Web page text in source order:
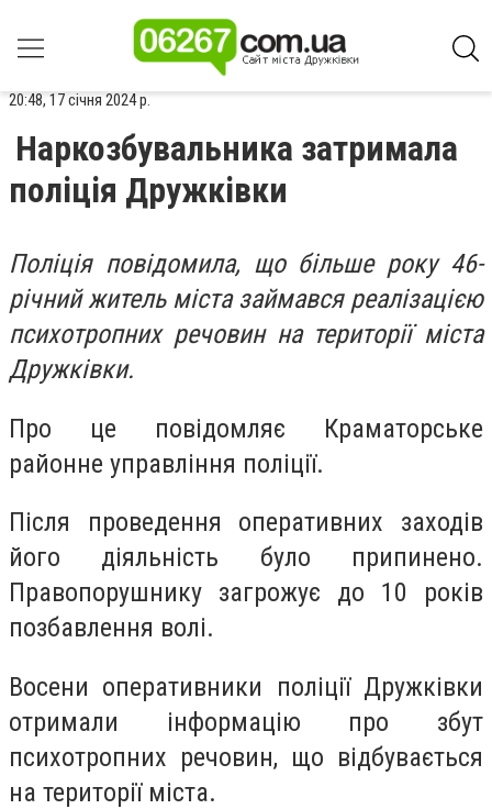
20:48, 17 січня 2024 р.
Наркозбувальника затримала
поліція Дружківки
Поліція повідомила, що більше року 46-
річний житель міста займався реалізацією
психотропних речовин на території міста
Дружківки.
Про це повідомляє Краматорське
районне управління поліції.
Після проведення оперативних заходів
його діяльність було припинено.
Правопорушнику загрожує до 10 років
позбавлення волі.
Восени оперативники поліції Дружківки
отримали інформацію про збут
психотропних речовин, що відбувається
на території міста.